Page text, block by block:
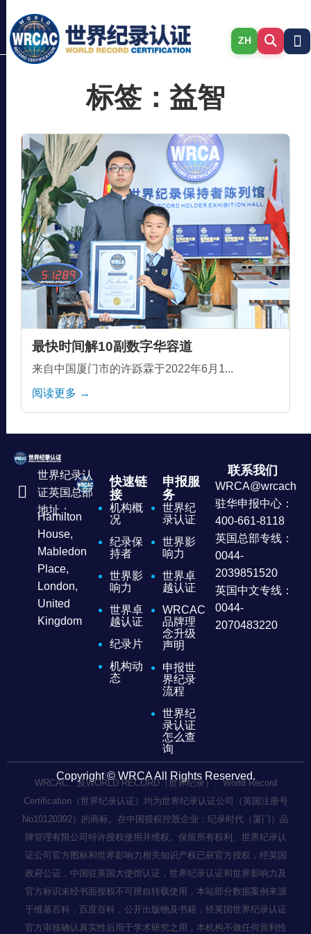
ZH
标签：益智
最快时间解10副数字华容道
来自中国厦门市的许跞霖于2022年6月1...
阅读更多 →
世界纪录认
证英国总部
地址：
Hamilton
House,
Mabledon
Place,
London,
United
Kingdom
快速链
接
机构概
况
纪录保
持者
世界影
响力
世界卓
越认证
纪录片
机构动
态
申报服
务
世界纪
录认证
世界影
响力
世界卓
越认证
WRCAC
品牌理
念升级
声明
申报世
界纪录
流程
世界纪
录认证
怎么查
询
联系我们
驻华申报中心：
400-661-8118
英国总部专线：
0044-
2039851520
英国中文专线：
0044-
2070483220
Copyright © WRCA All Rights Reserved.
WRCAC、及WORLD RECORD（世界纪录）、World Record
Certification（世界纪录认证）均为世界纪录认证公司（英国注册号
No10120392）的商标。在中国授权控股企业：纪录时代（厦门）品
牌管理有限公司特许授权使用并维权。保留所有权利。世界纪录认
证公司官方图标和世界影响力相关知识产权已获官方授权，经英国
政府公证，中国驻英国大使馆认证，世界纪录认证和世界影响力及
官方标识未经书面授权不可擅自转载使用，本站部分数据案例来源
于维基百科，百度百科，公开出版物及书籍，经英国世界纪录认证
官方审核确认真实性后用于学术研究之用，本机构不做任何营利性